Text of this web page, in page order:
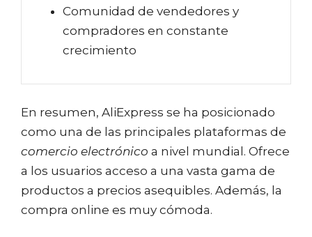
Comunidad de vendedores y
compradores en constante
crecimiento
En resumen, AliExpress se ha posicionado
como una de las principales plataformas de
comercio electrónico a nivel mundial. Ofrece
a los usuarios acceso a una vasta gama de
productos a precios asequibles. Además, la
compra online es muy cómoda.